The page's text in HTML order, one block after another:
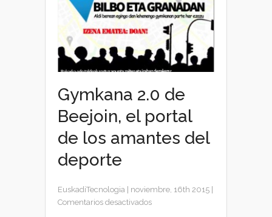
Gymkana 2.0 de
Beejoin, el portal
de los amantes del
deporte
EuskadiTecnologia noviembre, 16th 2015
Comentarios desactivadosen